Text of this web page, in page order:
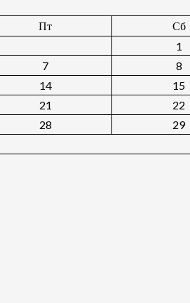
Пт Сб
1
7 8
14 15
21 22
28 29